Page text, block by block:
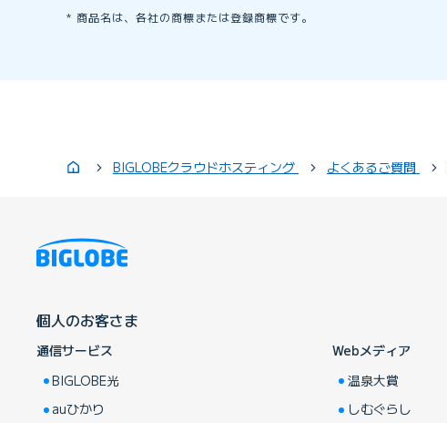
商品名は、各社の商標または登録商標です。
BIGLOBEクラウドホスティング よくあるご質問
個人のお客さま
通信サービス
BIGLOBE光
auひかり
Webメディア
温泉大賞
しむぐらし